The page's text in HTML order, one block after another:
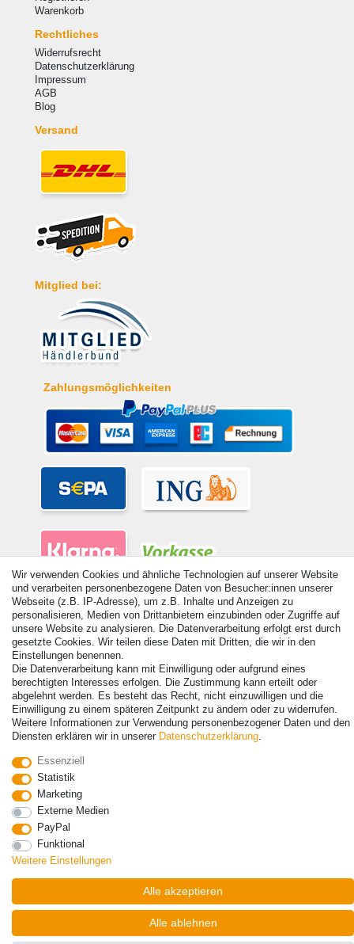
Warenkorb
Rechtliches
Widerrufsrecht
Datenschutzerklärung
Impressum
AGB
Blog
Versand
Mitglied bei:
Zahlungsmöglichkeiten
© Copyright 2026 | Alle Rechte vorbehalten. - Alle Rechte vorbehalten.
Preisangaben inkl. gesetzl. 19% MwSt. | Grundpreise siehe Artikeldetail | *Gilt für
Lieferungen nach Deutschland!
Vertrag widerrufen Kontakt
Wir verwenden Cookies und ähnliche Technologien auf unserer Website
und verarbeiten personenbezogene Daten von Besucher:innen unserer
Webseite (z.B. IP-Adresse), um z.B. Inhalte und Anzeigen zu
personalisieren, Medien von Drittanbietern einzubinden oder Zugriffe auf
unsere Website zu analysieren. Die Datenverarbeitung erfolgt erst durch
gesetzte Cookies. Wir teilen diese Daten mit Dritten, die wir in den
Einstellungen benennen.
Die Datenverarbeitung kann mit Einwilligung oder aufgrund eines
berechtigten Interesses erfolgen. Die Zustimmung kann erteilt oder
abgelehnt werden. Es besteht das Recht, nicht einzuwilligen und die
Einwilligung zu einem späteren Zeitpunkt zu ändern oder zu widerrufen.
Weitere Informationen zur Verwendung personenbezogener Daten und den
Diensten erklären wir in unserer Daten­schutz­erklärung.
Essenziell
Statistik
Marketing
Externe Medien
PayPal
Funktional
Weitere Einstellungen
Alle akzeptieren
Alle ablehnen